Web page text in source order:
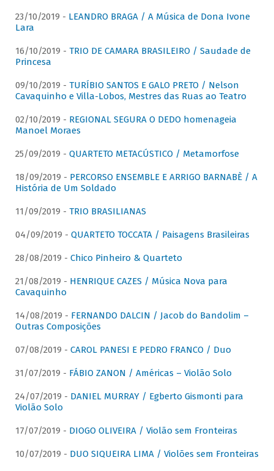
23/10/2019 - LEANDRO BRAGA / A Música de Dona Ivone
Lara
16/10/2019 - TRIO DE CAMARA BRASILEIRO / Saudade de
Princesa
09/10/2019 - TURÍBIO SANTOS E GALO PRETO / Nelson
Cavaquinho e Villa-Lobos, Mestres das Ruas ao Teatro
02/10/2019 - REGIONAL SEGURA O DEDO homenageia
Manoel Moraes
25/09/2019 - QUARTETO METACÚSTICO / Metamorfose
18/09/2019 - PERCORSO ENSEMBLE E ARRIGO BARNABÈ / A
História de Um Soldado
11/09/2019 - TRIO BRASILIANAS
04/09/2019 - QUARTETO TOCCATA / Paisagens Brasileiras
28/08/2019 - Chico Pinheiro & Quarteto
21/08/2019 - HENRIQUE CAZES / Música Nova para
Cavaquinho
14/08/2019 - FERNANDO DALCIN / Jacob do Bandolim –
Outras Composições
07/08/2019 - CAROL PANESI E PEDRO FRANCO / Duo
31/07/2019 - FÁBIO ZANON / Américas – Violão Solo
24/07/2019 - DANIEL MURRAY / Egberto Gismonti para
Violão Solo
17/07/2019 - DIOGO OLIVEIRA / Violão sem Fronteiras
10/07/2019 - DUO SIQUEIRA LIMA / Violões sem Fronteiras